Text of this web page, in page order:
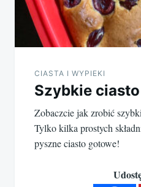
CIASTA I WYPIEKI
Szybkie
Zobaczcie jak zrobić
Tylko kilka prostych
pyszne ciasto gotowe!